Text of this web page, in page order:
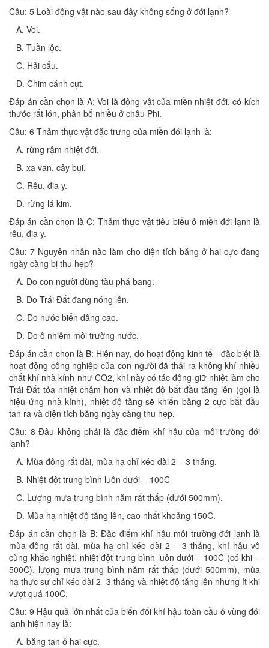
Câu: 5 Loài động vật nào sau đây không sống ở đới lạnh?
A. Voi.
B. Tuần lộc.
C. Hải cẩu.
D. Chim cánh cụt.
Đáp án cần chọn là A: Voi là động vật của miền nhiệt đới, có kích
thước rất lớn, phân bố nhiều ở châu Phi.
Câu: 6 Thảm thực vật đặc trưng của miền đới lạnh là:
A. rừng rậm nhiệt đới.
B. xa van, cây bụi.
C. Rêu, địa y.
D. rừng lá kim.
Đáp án cần chọn là C: Thảm thực vật tiêu biểu ở miền đới lạnh là
rêu, địa y.
Câu: 7 Nguyên nhân nào làm cho diện tích băng ở hai cực đang
ngày càng bị thu hẹp?
A. Do con người dùng tàu phá bang.
B. Do Trái Đất đang nóng lên.
C. Do nước biển dâng cao.
D. Do ô nhiễm môi trường nước.
Đáp án cần chọn là B: Hiện nay, do hoạt động kinh tế - đặc biệt là
hoạt động công nghiệp của con người đã thải ra không khí nhiều
chất khí nhà kính như CO2, khí này có tác động giữ nhiệt làm cho
Trái Đất tỏa nhiệt chậm hơn và nhiệt độ bắt đầu tăng lên (gọi là
hiệu ứng nhà kính), nhiệt độ tăng sẽ khiến băng 2 cực bắt đầu
tan ra và diện tích băng ngày càng thu hẹp.
Câu: 8 Đâu không phải là đặc điểm khí hậu của môi trường đới
lạnh?
A. Mùa đông rất dài, mùa hạ chỉ kéo dài 2 – 3 tháng.
B. Nhiệt đột trung bình luôn dưới – 100C
C. Lượng mưa trung bình năm rất thấp (dưới 500mm).
D. Mùa hạ nhiệt độ tăng lên, cao nhất khoảng 150C.
Đáp án cần chọn là B: Đặc điểm khí hậu môi trường đới lạnh là
mùa đông rất dài, mùa hạ chỉ kéo dài 2 – 3 tháng, khí hậu vô
cùng khắc nghiệt, nhiệt đột trung bình luôn dưới – 100C (có khi –
500C), lượng mưa trung bình năm rất thấp (dưới 500mm), mùa
hạ thực sự chỉ kéo dài 2 -3 tháng và nhiệt độ tăng lên nhưng ít khi
vượt quá 100C.
Câu: 9 Hậu quả lớn nhất của biến đổi khí hậu toàn cầu ở vùng đới
lạnh hiện nay là:
A. băng tan ở hai cực.